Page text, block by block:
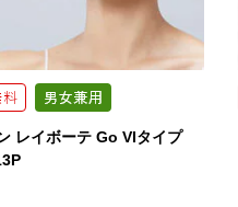
レイボーテ Go VIタイプ